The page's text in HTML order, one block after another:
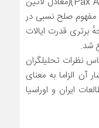
صلح نسبی در
برتری قدرت ایالات
شد.
نظرات تحلیلگران
الزاما به معنای
ایران و اوراسیا